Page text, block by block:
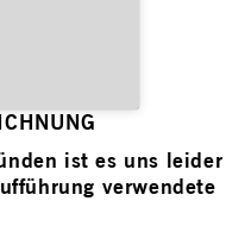
ist es uns leider
verwendete